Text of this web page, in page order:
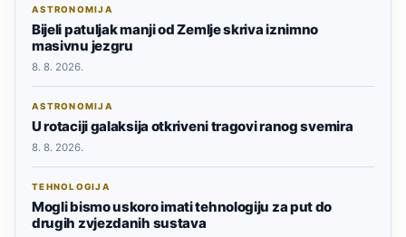
ASTRONOMIJA
Bijeli patuljak manji od Zemlje skriva iznimno
masivnu jezgru
8. 8. 2026.
ASTRONOMIJA
U rotaciji galaksija otkriveni tragovi ranog svemira
8. 8. 2026.
TEHNOLOGIJA
Mogli bismo uskoro imati tehnologiju za put do
drugih zvjezdanih sustava